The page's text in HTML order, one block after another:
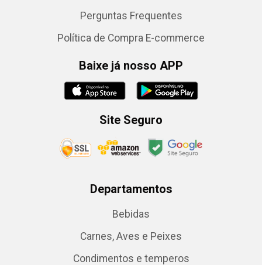
Perguntas Frequentes
Política de Compra E-commerce
Baixe já nosso APP
Site Seguro
Departamentos
Bebidas
Carnes, Aves e Peixes
Condimentos e temperos